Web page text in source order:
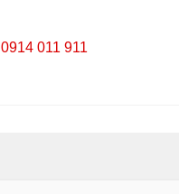
0914 011 911